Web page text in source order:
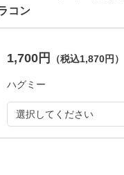
コン
1,700円 （税込1,870円）